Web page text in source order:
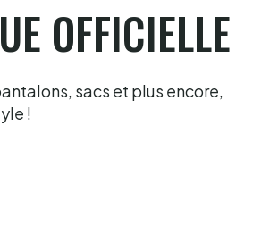
OFFICIELLE
sacs et plus encore,
!